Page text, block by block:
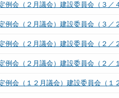
例会（２月議会）建設委員会（３／
例会（２月議会）建設委員会（３／
例会（２月議会）建設委員会（２／
例会（２月議会）建設委員会（２／
例会（１２月議会）建設委員会（１